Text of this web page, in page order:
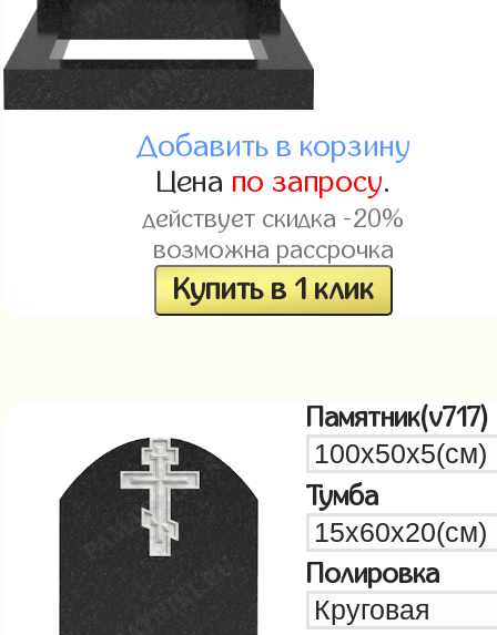
Добавить в корзину
Цена по запросу.
действует скидка -20%
возможна рассрочка
Купить в 1 клик
Памятник(v717)
Тумба
Полировка